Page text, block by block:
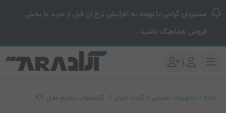
مشتریان گرامی با توجه به افزایش نرخ ارز قبل از خرید با بخش
فروش هماهنگ باشید .
|
خانه تجهیزات امنیتی کارت خوان کارتخوان سنترم مدل K9